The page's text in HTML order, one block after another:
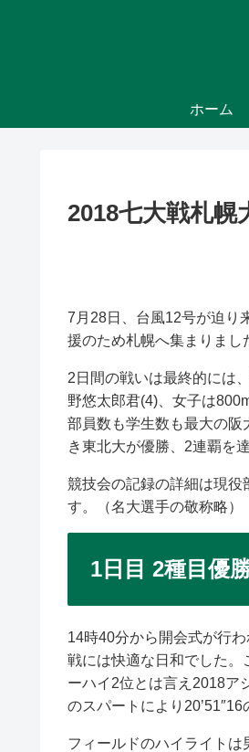
ホーム
2018七大戦札幌
7月28日、台風12号が迫り
援のため札幌へ集まりまし
2日間の戦いは最終的には
野悠太郎君(4)、女子は
部員数も学生数も最大の
き東北大が優勝、2連覇を
競技会の記録の詳細は現役
す。（名大選手の敬称略）
1日目 2種目優
14時40分から開会式が行
戦には快適な日和でした。
ーハイ2位とは言え2018ア
のスパートにより20’51″16
フィールドのハイライト